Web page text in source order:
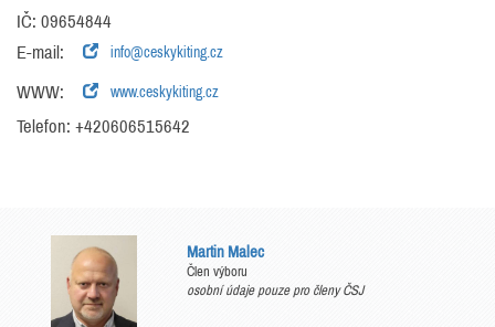
IČ: 09654844
E-mail:
info@ceskykiting.cz
WWW: www.ceskykiting.cz
Telefon: +420606515642
Martin Malec
Člen výboru
osobní údaje pouze pro členy ČSJ